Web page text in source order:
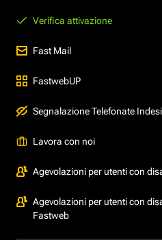
Verifica attivazione
Fast Mail
FastwebUP
Segnalazione Telefonate
Lavora con noi
Agevolazioni per utenti con
Agevolazioni per utenti con
Fastweb